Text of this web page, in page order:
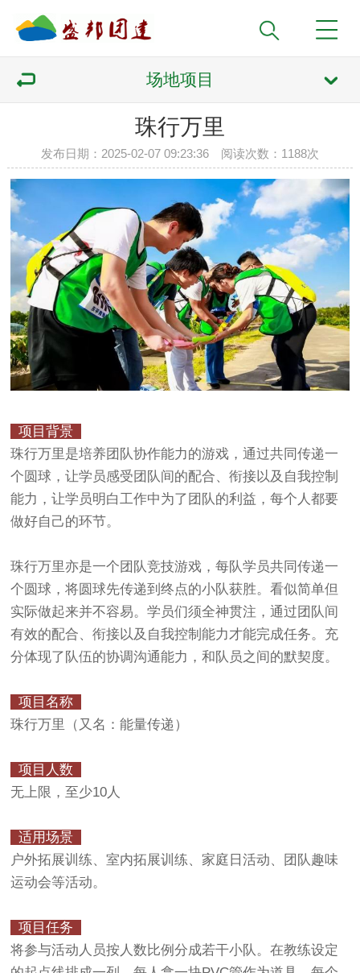
场地项目
珠行万里
发布日期：2025-02-07 09:23:36 阅读次数： 1188次
项目背景
珠行万里是培养团队协作能力的游戏，通过共同传递一
个圆球，让学员感受团队间的配合、衔接以及自我控制
能力，让学员明白工作中为了团队的利益，每个人都要
做好自己的环节。
珠行万里亦是一个团队竞技游戏，每队学员共同传递一
个圆球，将圆球先传递到终点的小队获胜。看似简单但
实际做起来并不容易。学员们须全神贯注，通过团队间
有效的配合、衔接以及自我控制能力才能完成任务。充
分体现了队伍的协调沟通能力，和队员之间的默契度。
项目名称
珠行万里（又名：能量传递）
项目人数
无上限，至少10人
适用场景
户外拓展训练、室内拓展训练、家庭日活动、团队趣味
运动会等活动。
项目任务
将参与活动人员按人数比例分成若干小队。在教练设定